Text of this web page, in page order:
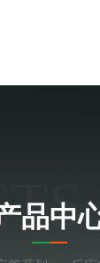
品中